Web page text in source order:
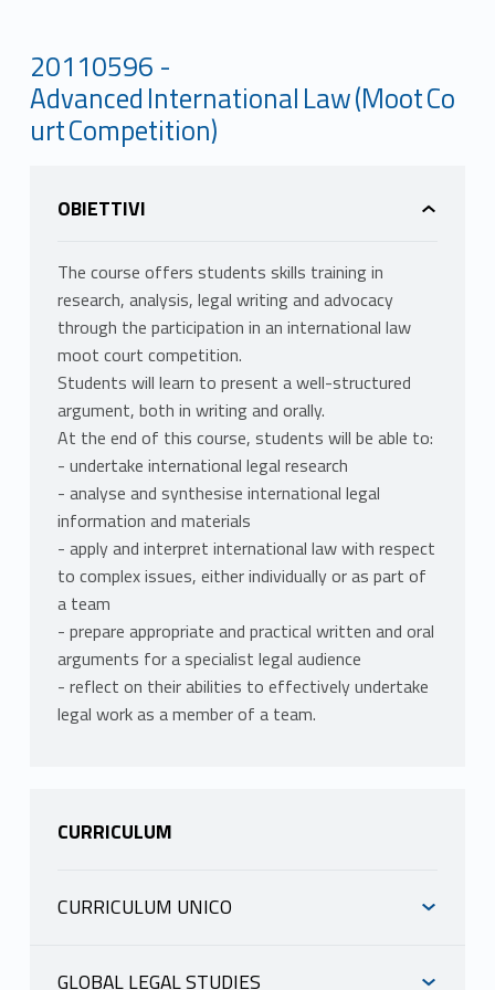
20110596 -
Advanced International Law (Moot Co
urt Competition)
OBIETTIVI
The course offers students skills training in
research, analysis, legal writing and advocacy
through the participation in an international law
moot court competition.
Students will learn to present a well-structured
argument, both in writing and orally.
At the end of this course, students will be able to:
- undertake international legal research
- analyse and synthesise international legal
information and materials
- apply and interpret international law with respect
to complex issues, either individually or as part of
a team
- prepare appropriate and practical written and oral
arguments for a specialist legal audience
- reflect on their abilities to effectively undertake
legal work as a member of a team.
CURRICULUM
CURRICULUM UNICO
GLOBAL LEGAL STUDIES